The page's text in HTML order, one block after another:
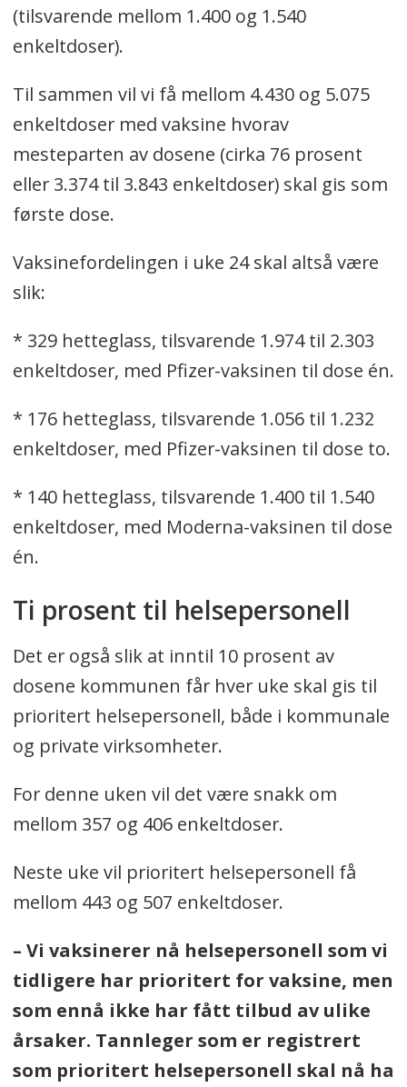
(tilsvarende mellom 1.400 og 1.540
enkeltdoser).
Til sammen vil vi få mellom 4.430 og 5.075
enkeltdoser med vaksine hvorav
mesteparten av dosene (cirka 76 prosent
eller 3.374 til 3.843 enkeltdoser) skal gis som
første dose.
Vaksinefordelingen i uke 24 skal altså være
slik:
* 329 hetteglass, tilsvarende 1.974 til 2.303
enkeltdoser, med Pfizer-vaksinen til dose én.
* 176 hetteglass, tilsvarende 1.056 til 1.232
enkeltdoser, med Pfizer-vaksinen til dose to.
* 140 hetteglass, tilsvarende 1.400 til 1.540
enkeltdoser, med Moderna-vaksinen til dose
én.
Ti prosent til helsepersonell
Det er også slik at inntil 10 prosent av
dosene kommunen får hver uke skal gis til
prioritert helsepersonell, både i kommunale
og private virksomheter.
For denne uken vil det være snakk om
mellom 357 og 406 enkeltdoser.
Neste uke vil prioritert helsepersonell få
mellom 443 og 507 enkeltdoser.
– Vi vaksinerer nå helsepersonell som vi
tidligere har prioritert for vaksine, men
som ennå ikke har fått tilbud av ulike
årsaker. Tannleger som er registrert
som prioritert helsepersonell skal nå ha